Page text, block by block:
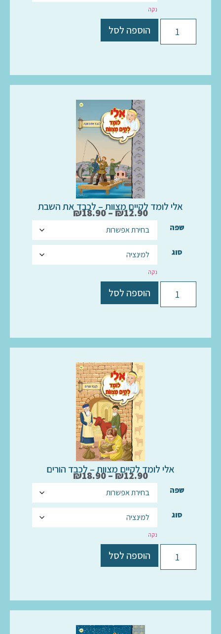
נקה
הוספה לסל
אלי לומד לקיים מצוות – לכבד את השבת
₪12.90
–
₪18.90
שפה
סוג
נקה
הוספה לסל
אלי לומד לקיים מצוות – לכבד הורים
₪12.90
–
₪18.90
שפה
סוג
נקה
הוספה לסל